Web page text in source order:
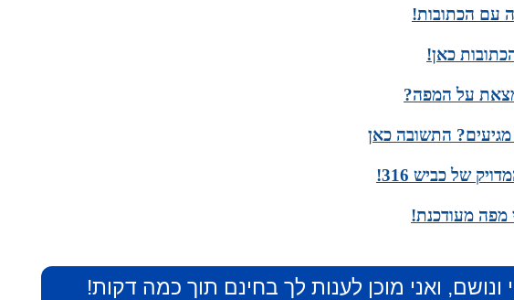
עם הכתובות!
כאן!
על המפה?
התשובה כאן
מפה מעודכנת!
ואני מוכן לענות לך בחינם תוך כמה דקות!